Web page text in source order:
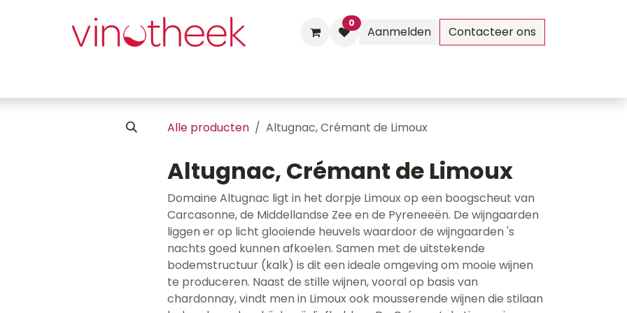
0
Aanmelden Contacteer ons
Alle producten Altugnac, Crémant de Limoux
Altugnac, Crémant de Limoux
Domaine Altugnac ligt in het dorpje Limoux op een boogscheut van
Carcasonne, de Middellandse Zee en de Pyreneeën. De wijngaarden
liggen er op licht glooiende heuvels waardoor de wijngaarden 's
nachts goed kunnen afkoelen. Samen met de uitstekende
bodemstructuur (kalk) is dit een ideale omgeving om mooie wijnen
te produceren. Naast de stille wijnen, vooral op basis van
chardonnay, vindt men in Limoux ook mousserende wijnen die stilaan